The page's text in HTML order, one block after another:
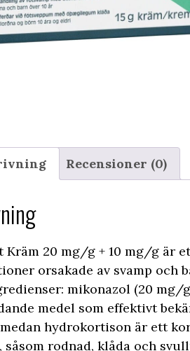
Recensioner (0)
Kräm 20 mg/g + 10 mg/g är
orsakade av svamp och
mikonazol (20
medel som effektivt
medan hydrokortison är ett
rodnad, klåda och